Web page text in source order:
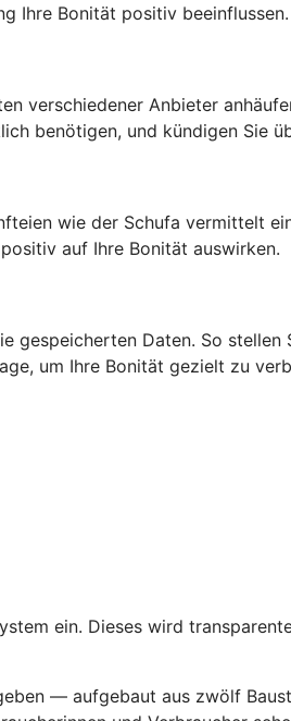
Ihre Bonität positiv beeinflussen.
verschiedener Anbieter
benötigen, und kündigen Sie
wie der Schufa vermittelt
auf Ihre Bonität auswirken.
gespeicherten Daten. So
um Ihre Bonität gezielt zu
ein. Dieses wird
— aufgebaut aus zwölf